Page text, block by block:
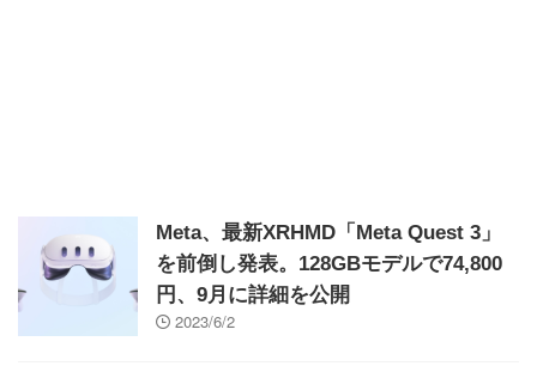
Meta、最新XRHMD「Meta Quest 3」
を前倒し発表。128GBモデルで74,800
円、9月に詳細を公開
2023/6/2